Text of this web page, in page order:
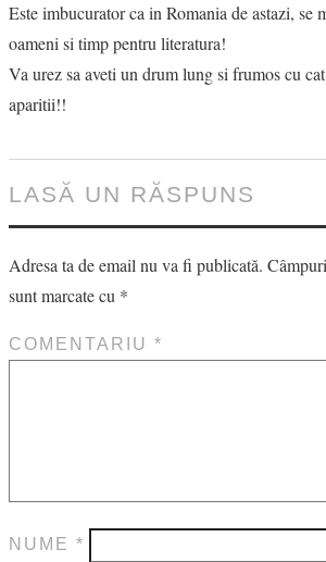
Este imbucurator ca in Romania de astazi, se
oameni si timp pentru literatura!
Va urez sa aveti un drum lung si frumos cu
aparitii!!
LASĂ UN RĂSPUNS
Adresa ta de email nu va fi publicată.
sunt marcate cu *
COMENTARIU *
NUME *